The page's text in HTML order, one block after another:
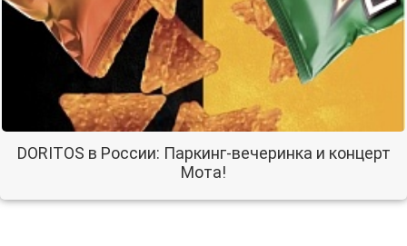
DORITOS в России: Паркинг-вечеринка и концерт
Мота!